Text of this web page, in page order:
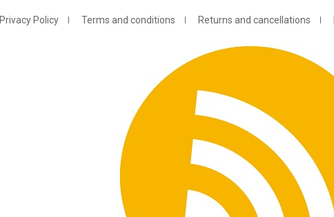
Privacy Policy Terms and conditions Returns and cancellations